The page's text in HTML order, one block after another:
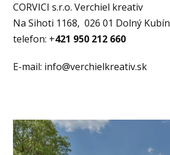
CORVICI s.r.o. Verchiel kreativ
Na Sihoti 1168, 026 01 Dolný Kubín
telefon: +421 950 212 660
E-mail: info@verchielkreativ.sk